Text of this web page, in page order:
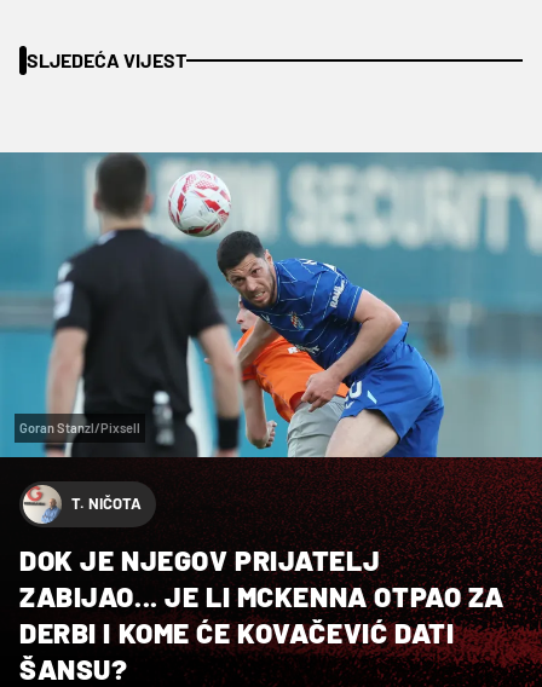
SLJEDEĆA VIJEST
Goran Stanzl/Pixsell
T. NIČOTA
DOK JE NJEGOV PRIJATELJ
ZABIJAO... JE LI MCKENNA OTPAO ZA
DERBI I KOME ĆE KOVAČEVIĆ DATI
ŠANSU?